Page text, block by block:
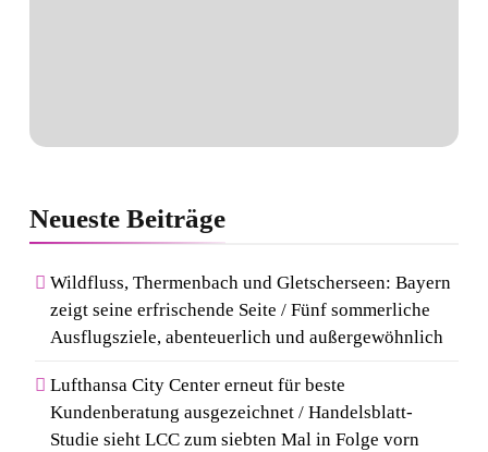
Neueste Beiträge
Wildfluss, Thermenbach und Gletscherseen: Bayern
zeigt seine erfrischende Seite / Fünf sommerliche
Ausflugsziele, abenteuerlich und außergewöhnlich
Lufthansa City Center erneut für beste
Kundenberatung ausgezeichnet / Handelsblatt-
Studie sieht LCC zum siebten Mal in Folge vorn